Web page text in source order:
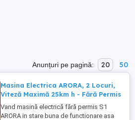
Anunțuri pe pagină: 20 50
Masina Electrica ARORA, 2 Locuri,
Viteză Maximă 25km h - Fără Permis
Vand masină electrică fără permis S1
ARORA in stare buna de functionare asa